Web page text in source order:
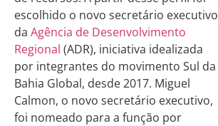
escolhido o novo secretário executivo
da Agência de Desenvolvimento
Regional (ADR), iniciativa idealizada
por integrantes do movimento Sul da
Bahia Global, desde 2017. Miguel
Calmon, o novo secretário executivo,
foi nomeado para a função por